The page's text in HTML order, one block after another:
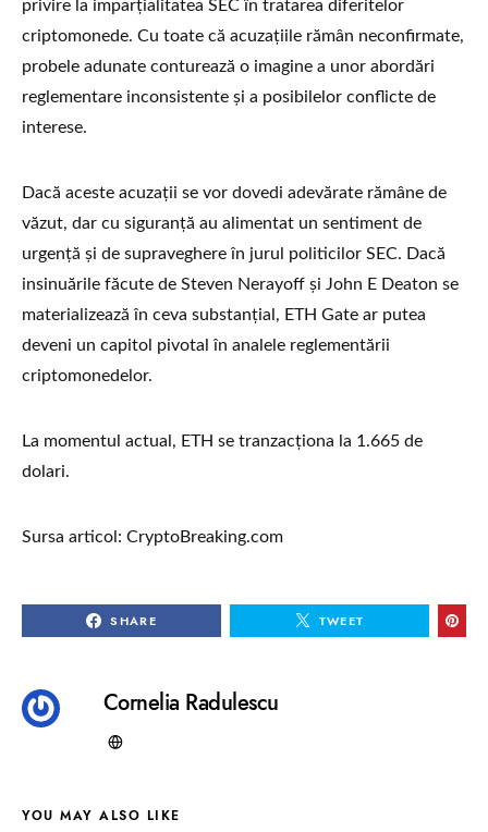
privire la imparțialitatea SEC în tratarea diferitelor
criptomonede. Cu toate că acuzațiile rămân neconfirmate,
probele adunate conturează o imagine a unor abordări
reglementare inconsistente și a posibilelor conflicte de
interese.
Dacă aceste acuzații se vor dovedi adevărate rămâne de
văzut, dar cu siguranță au alimentat un sentiment de
urgență și de supraveghere în jurul politicilor SEC. Dacă
insinuările făcute de Steven Nerayoff și John E Deaton se
materializează în ceva substanțial, ETH Gate ar putea
deveni un capitol pivotal în analele reglementării
criptomonedelor.
La momentul actual, ETH se tranzacționa la 1.665 de
dolari.
Sursa articol: CryptoBreaking.com
SHARE TWEET
Cornelia Radulescu
YOU MAY ALSO LIKE